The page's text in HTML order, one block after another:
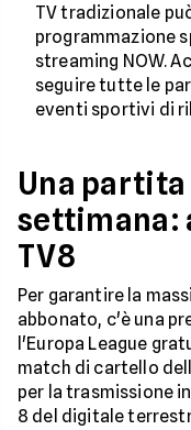
TV tradizionale
programmazione
streaming NOW.
seguire tutte le
eventi sportivi di
Una
settimana:
TV8
Per garantire la
abbonato, c'è una
l'Europa League
match di cartello
per la trasmissione
8 del digitale